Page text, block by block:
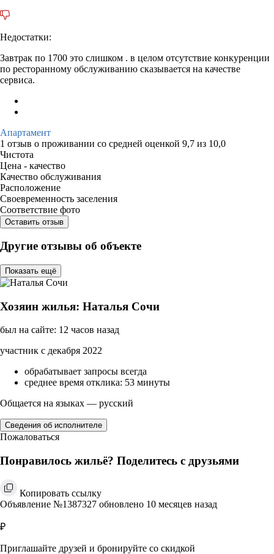
Недостатки:
Завтрак по 1700 это слишком . в целом отсутствие конкуренции
по ресторанному обслуживанию сказывается на качестве
сервиса.
Апартамент
1 отзыв о проживании со средней оценкой 9,7 из 10,0
Чистота
Цена - качество
Качество обслуживания
Расположение
Своевременность заселения
Соответствие фото
Оставить отзыв
Другие отзывы об объекте
Показать ещё
Хозяин жилья: Наталья Сочи
был на сайте: 12 часов назад
участник с декабря 2022
обрабатывает запросы всегда
среднее время отклика: 53 минуты
Общается на языках — русский
Сведения об исполнителе
Пожаловаться
Понравилось жильё? Поделитесь с друзьями
Копировать ссылку
Объявление №1387327 обновлено 10 месяцев назад
₽
Приглашайте друзей и бронируйте со скидкой